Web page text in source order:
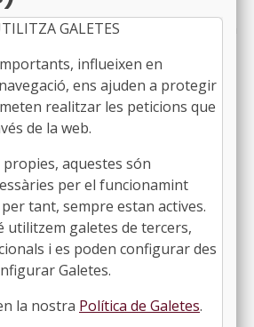
de serveis socials bàsics. Aquesta
per la consellera.
a la consellera del
10 de febrer entre l’FMC i el
(CSS) per potenciar la
en les polítiques de salut i
treballarem conjuntament en la
dels governs locals davant les
sanitari i d’atenció social que
estan en l’agenda política del
els governs locals tinguin un
i implementació. La
GALETES
influeixen en
ens ajuden a protegir
realitzar les peticions que
de la web.
aquestes són
per el funcionamint
tant, sempre estan actives.
utilitzem galetes de tercers,
i es poden configurar des
Galetes.
la nostra Política de Galetes.